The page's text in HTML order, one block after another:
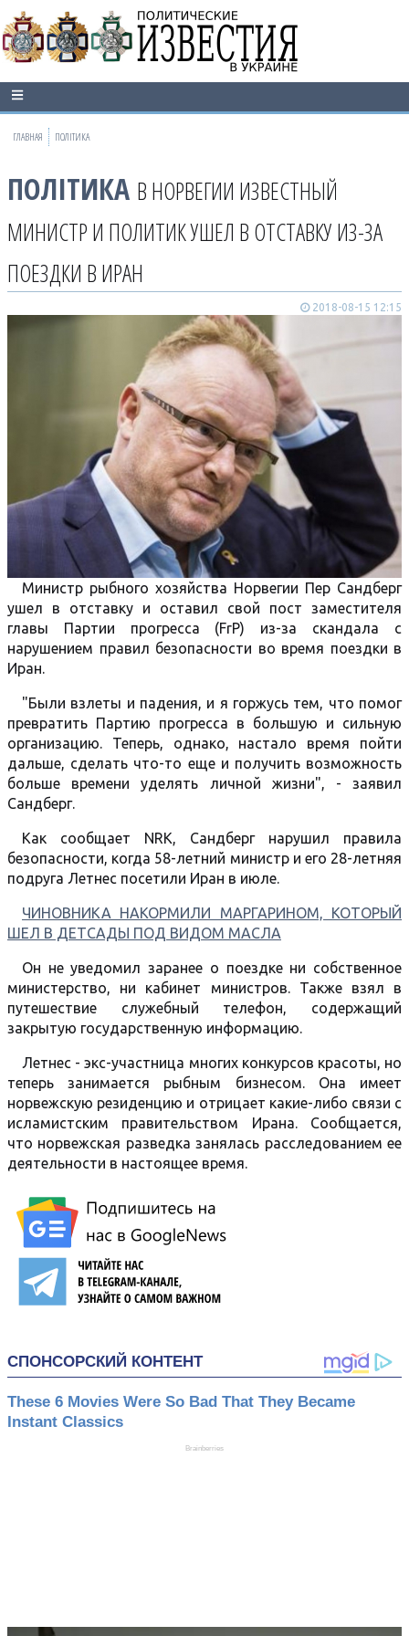
ГЛАВНАЯ ПОЛІТИКА
ПОЛІТИКА В НОРВЕГИИ ИЗВЕСТНЫЙ
МИНИСТР И ПОЛИТИК УШЕЛ В ОТСТАВКУ ИЗ-ЗА
ПОЕЗДКИ В ИРАН
2018-08-15 12:15
Министр рыбного хозяйства Норвегии Пер Сандберг
ушел в отставку и оставил свой пост заместителя
главы Партии прогресса (FrP) из-за скандала с
нарушением правил безопасности во время поездки в
Иран.
"Были взлеты и падения, и я горжусь тем, что помог
превратить Партию прогресса в большую и сильную
организацию. Теперь, однако, настало время пойти
дальше, сделать что-то еще и получить возможность
больше времени уделять личной жизни", - заявил
Сандберг.
Как сообщает NRK, Сандберг нарушил правила
безопасности, когда 58-летний министр и его 28-летняя
подруга Летнес посетили Иран в июле.
ЧИНОВНИКА НАКОРМИЛИ МАРГАРИНОМ, КОТОРЫЙ
ШЕЛ В ДЕТСАДЫ ПОД ВИДОМ МАСЛА
Он не уведомил заранее о поездке ни собственное
министерство, ни кабинет министров. Также взял в
путешествие служебный телефон, содержащий
закрытую государственную информацию.
Летнес - экс-участница многих конкурсов красоты, но
теперь занимается рыбным бизнесом. Она имеет
норвежскую резиденцию и отрицает какие-либо связи с
исламистским правительством Ирана. Сообщается,
что норвежская разведка занялась расследованием ее
деятельности в настоящее время.